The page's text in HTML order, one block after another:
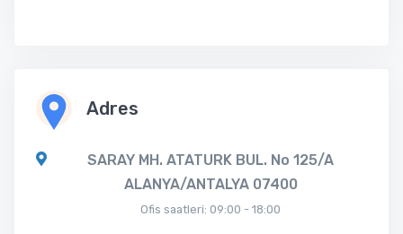
Adres
SARAY MH. ATATURK BUL. No 125/A
ALANYA/ANTALYA 07400
Ofis saatleri: 09:00 - 18:00